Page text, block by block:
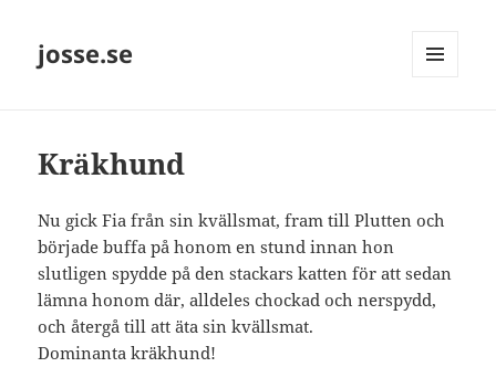
josse.se
Kräkhund
Nu gick Fia från sin kvällsmat, fram till Plutten och
började buffa på honom en stund innan hon
slutligen spydde på den stackars katten för att sedan
lämna honom där, alldeles chockad och nerspydd,
och återgå till att äta sin kvällsmat.
Dominanta kräkhund!